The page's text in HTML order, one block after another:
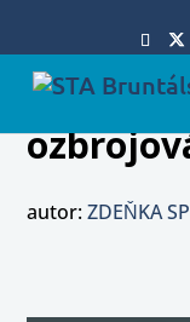
autor:ZDEŇKA